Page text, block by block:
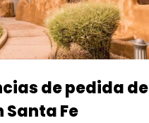
de pedida de
Santa Fe